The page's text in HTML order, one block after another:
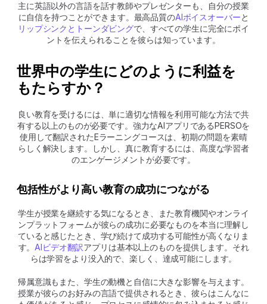
主に英語以外の言語を話す教師やプレゼンターも、自分の授業
に自信を持つことができます。最高品質のAIボイスオーバーと
リップシンクとトーンダビングで、すべての学生に完全にポイ
ントを伝えられることを彼らは知っています。
世界中の学生にどのように利益を
もたらすか？
良い教育を受けるには、単に適切な情報を利用可能な方法で共
有する以上のものが必要です。強力なAIアプリであるPERSOを
使用して翻訳されたEラーニングコースは、初期の問題を素晴
らしく解決します。しかし、真に教育するには、高度な学習者
のエンゲージメントが必要です。
包括性がより高い教育の成功につながる
学生が授業を継続する気になるとき、また教育機関やオンライ
ンプラットフォームが彼らの成功に必要なものを本当に理解し
ていると感じたとき、学び続けて成功する可能性が高くなりま
す。AIビデオ翻訳アプリは基本以上のものを提供します。それ
らは学習をより没入的で、楽しく、達成可能にします。
帰属意識もまた、学生の動機と自信に大きな影響を与えます。
授業が彼らのお好みの言語で提供されるとき、彼らはこんなに